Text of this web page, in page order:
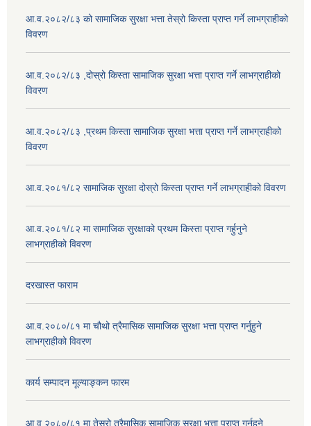
आ.व.२०८२/८३ को सामाजिक सुरक्षा भत्ता तेस्रो किस्ता प्राप्त गर्ने लाभग्राहीको
विवरण
आ.व.२०८२/८३ ,दोस्रो किस्ता सामाजिक सुरक्षा भत्ता प्राप्त गर्ने लाभग्राहीको
विवरण
आ.व.२०८२/८३ ,प्रथम किस्ता सामाजिक सुरक्षा भत्ता प्राप्त गर्ने लाभग्राहीको
विवरण
आ.व.२०८१/८२ सामाजिक सुरक्षा दोस्रो किस्ता प्राप्त गर्ने लाभग्राहीको विवरण
आ.व.२०८१/८२ मा सामाजिक सुरक्षाको प्रथम किस्ता प्राप्त गर्हुनुने
लाभग्राहीको विवरण
दरखास्त फाराम
आ.व.२०८०/८१ मा चौथो त्रैमासिक सामाजिक सुरक्षा भत्ता प्राप्त गर्नुहुने
लाभग्राहीको विवरण
कार्य सम्पादन मूल्याङ्कन फारम
आ.व.२०८०/८१ मा तेस्रो त्रैमासिक सामाजिक सुरक्षा भत्ता प्राप्त गर्नुहुने